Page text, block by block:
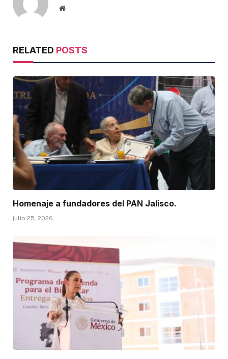
Website
RELATED POSTS
Homenaje a fundadores del PAN Jalisco.
julio 25, 2026